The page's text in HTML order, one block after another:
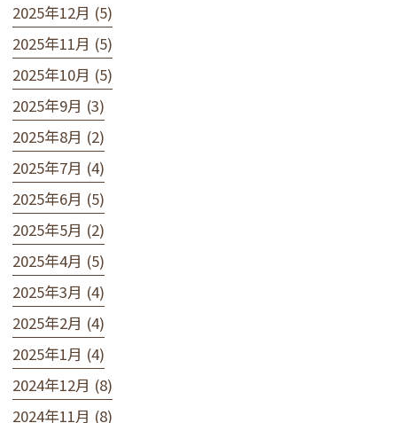
2025年12月 (5)
2025年11月 (5)
2025年10月 (5)
2025年9月 (3)
2025年8月 (2)
2025年7月 (4)
2025年6月 (5)
2025年5月 (2)
2025年4月 (5)
2025年3月 (4)
2025年2月 (4)
2025年1月 (4)
2024年12月 (8)
2024年11月 (8)